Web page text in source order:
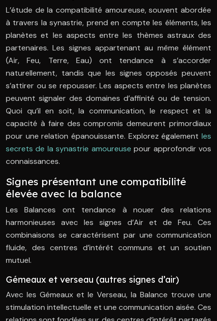
L’étude de la compatibilité amoureuse, souvent abordée
à travers la synastrie, prend en compte les éléments, les
planètes et les aspects entre les thèmes astraux des
partenaires. Les signes appartenant au même élément
(Air, Feu, Terre, Eau) ont tendance à s’accorder
naturellement, tandis que les signes opposés peuvent
s’attirer ou se repousser. Les aspects entre les planètes
peuvent signaler des domaines d’affinité ou de tension.
Quoi qu’il en soit, la communication, le respect et la
capacité à faire des compromis demeurent primordiaux
pour une relation épanouissante. Explorez également les
secrets de la synastrie amoureusepour approfondir vos
connaissances.
Signes présentant une compatibilité
élevée avec la balance
Les Balances ont tendance à nouer des relations
harmonieuses avec les signes d’Air et de Feu. Ces
combinaisons se caractérisent par une communication
fluide, des centres d’intérêt communs et un soutien
mutuel.
Gémeaux et verseau (autres signes d’air)
Avec les Gémeaux et le Verseau, la Balance trouve une
stimulation intellectuelle et une communication aisée. Ces